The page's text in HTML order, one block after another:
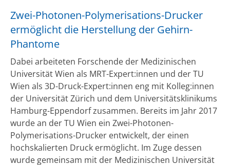
Zwei-Photonen-Polymerisations-Drucker
ermöglicht die Herstellung der Gehirn-
Phantome
Dabei arbeiteten Forschende der Medizinischen
Universität Wien als MRT-Expert:innen und der TU
Wien als 3D-Druck-Expert:innen eng mit Kolleg:innen
der Universität Zürich und dem Universitätsklinikums
Hamburg-Eppendorf zusammen. Bereits im Jahr 2017
wurde an der TU Wien ein Zwei-Photonen-
Polymerisations-Drucker entwickelt, der einen
hochskalierten Druck ermöglicht. Im Zuge dessen
wurde gemeinsam mit der Medizinischen Universität